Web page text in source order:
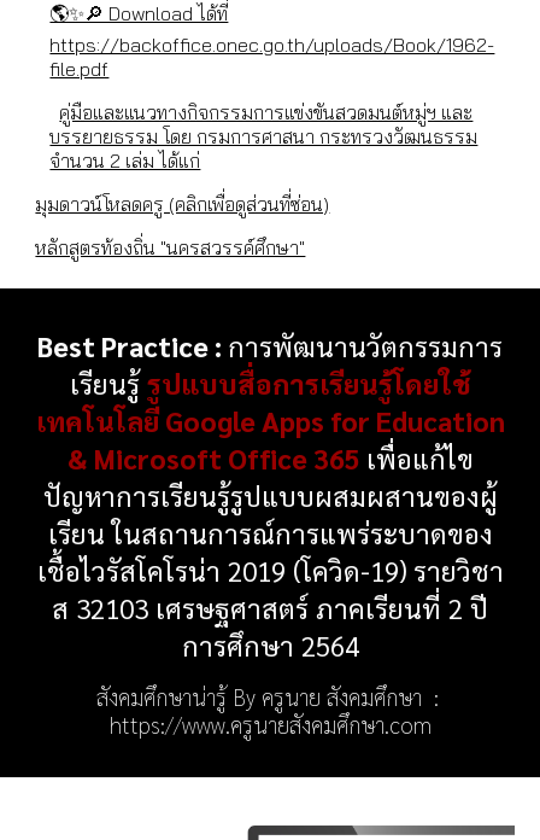
🌎✨🔎 Download ได้ที่
https://backoffice.onec.go.th/uploads/Book/1962-
file.pdf
คู่มือและแนวทางกิจกรรมการแข่งขันสวดมนต์หมู่ฯ และ
บรรยายธรรม โดย กรมการศาสนา กระทรวงวัฒนธรรม
จำนวน 2 เล่ม ได้แก่
มุมดาวน์โหลดครู (คลิกเพื่อดูส่วนที่ซ่อน)
หลักสูตรท้องถิ่น "นครสวรรค์ศึกษา"
Best Practice : การพัฒนานวัตกรรมการ
เรียนรู้รูปแบบสื่อการเรียนรู้โดยใช้
เทคโนโลยี Google Apps for Education
& Microsoft Office 365 เพื่อแก้ไข
ปัญหาการเรียนรู้รูปแบบผสมผสานของผู้
เรียน ในสถานการณ์การแพร่ระบาดของ
เชื้อไวรัสโคโรน่า 2019 (โควิด-19) รายวิชา
ส 32103 เศรษฐศาสตร์ ภาคเรียนที่ 2 ปี
การศึกษา 2564
สังคมศึกษาน่ารู้ By ครูนาย สังคมศึกษา :
https://www.ครูนายสังคมศึกษา.com